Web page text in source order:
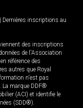
Dernières inscriptions au
des inscriptions
de l'Association
référence des
autres que Royal
n'est pas
La marque DDF®
(ACI) et identifie le
(SDD®).